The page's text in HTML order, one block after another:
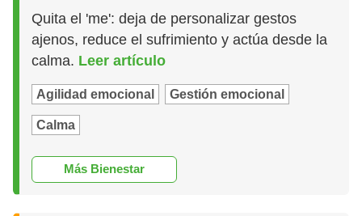
Quita el 'me': deja de personalizar gestos
ajenos, reduce el sufrimiento y actúa desde la
calma. Leer artículo
Agilidad emocional Gestión emocional
Calma
Más Bienestar